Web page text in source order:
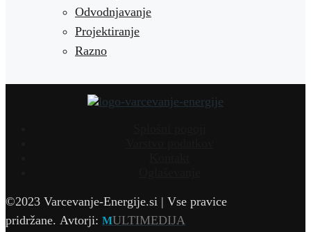
Odvodnjavanje
Projektiranje
Razno
©2023 Varcevanje-Energije.si | Vse pravice
pridržane. Avtorji: MULTIMEDIJA